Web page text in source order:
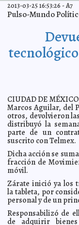
2013-03-27 11:50:23 Hallaron
México Mari Tere Menéndez
Menéndez Monforte
2013-03-26 13:25:51 Derrocan
2013-03-26 13:23:58 Italia
2013-03-26 13:21:04 John
con Bozizé Mari Tere
2013-03-26 13:18:46
Menéndez Monforte
2013-03-26 13:16:48 Detienen
Tere Menéndez Monforte
2013-03-26 13:11:50 El DIF
2013-03-26 13:09:53
de migrar a EE. UU. A7
2013-03-26 13:08:04 Policías
2013-03-26 13:06:53 Sismos
2013-03-25 16:53:26 -A7
Pulso-Mundo
CIUDAD DE
Marcos Aguilar, del
otros, devolvieron
distribuyó la
parte de un
suscrito con Telmex.
Dicha acción se
fracción de
móvil.
Zárate inició ya los
la tableta, por
personal y de un
Responsabilizó de
de adquirir